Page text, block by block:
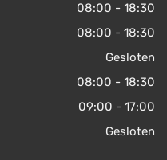
08:00 - 18:30
08:00 - 18:30
Gesloten
08:00 - 18:30
09:00 - 17:00
Gesloten